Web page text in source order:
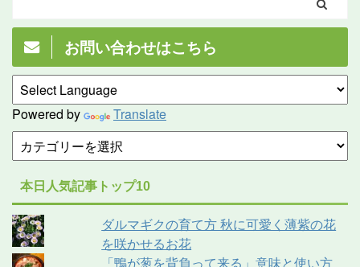
お問い合わせはこちら
Powered by Translate
本日人気記事トップ10
ダルマギクの育て方 秋に可愛く薄紫の花
を咲かせるお花
「鴨が葱を背負って来る」意味と使い方